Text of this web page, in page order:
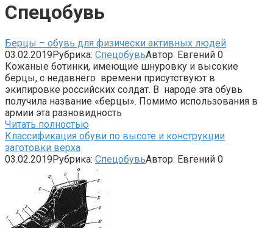
Спецобувь
Берцы – обувь для физически активных людей
03.02.2019Рубрика: СпецобувьАвтор: Евгений 0
Кожаные ботинки, имеющие шнуровку и высокие
берцы, с недавнего времени присутствуют в
экипировке российских солдат. В народе эта обувь
получила название «берцы». Помимо использования в
армии эта разновидность
Читать полностью
Классификация обуви по высоте и конструкции
заготовки верха
03.02.2019Рубрика: СпецобувьАвтор: Евгений 0